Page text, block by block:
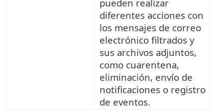
pueden realizar
diferentes acciones con
los mensajes de correo
electrónico filtrados y
sus archivos adjuntos,
como cuarentena,
eliminación, envío de
notificaciones o registro
de eventos.